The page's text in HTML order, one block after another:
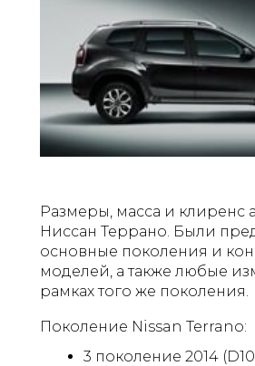
Размеры, масса и клиренс
Ниссан Террано. Были
основные поколения и
моделей, а также любые
рамках того же поколения.
Поколение Nissan Terrano:
3 поколение 2014